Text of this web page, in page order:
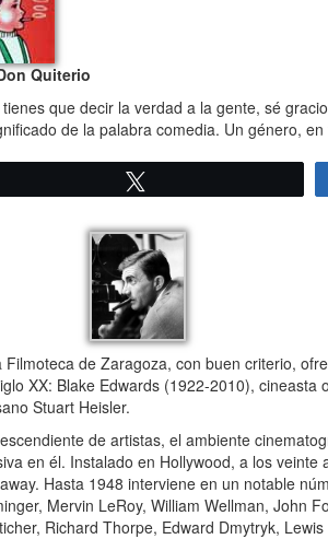
Quiterio
tienes que decir la verdad a la gente, sé
de la palabra comedia. Un género,
de Zaragoza, con buen criterio,
XX: Blake Edwards (1922-2010),
Stuart Heisler.
de artistas, el ambiente
en él. Instalado en Hollywood, a los
Hasta 1948 interviene en un notable
Mervin LeRoy, William Wellman, John
Richard Thorpe, Edward Dmytryk,